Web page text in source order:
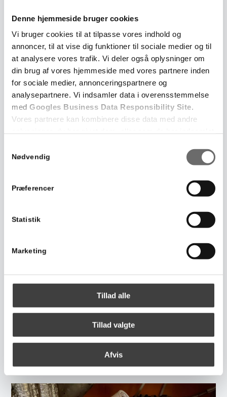
Denne hjemmeside bruger cookies
Vi bruger cookies til at tilpasse vores indhold og
annoncer, til at vise dig funktioner til sociale medier og til
at analysere vores trafik. Vi deler også oplysninger om
din brug af vores hjemmeside med vores partnere inden
for sociale medier, annonceringspartnere og
analysepartnere. Vi indsamler data i overensstemmelse
med Googles Business Data Responsibility Site.
Vores partnere kan kombinere disse data med andre
Nødvendig
Præferencer
Statistik
Marketing
Tillad alle
Tillad valgte
Afvis